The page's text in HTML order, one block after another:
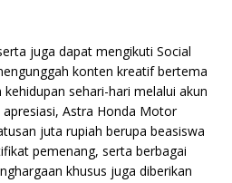
juga dapat mengikuti Social
konten kreatif bertema
sehari-hari melalui akun
Astra Honda Motor
juta rupiah berupa beasiswa
pemenang, serta berbagai
khusus juga diberikan